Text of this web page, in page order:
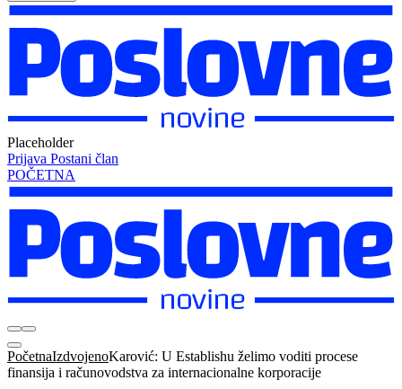
Placeholder
Prijava Postani član
POČETNA
PočetnaIzdvojenoKarović: U Establishu želimo voditi procese
finansija i računovodstva za internacionalne korporacije